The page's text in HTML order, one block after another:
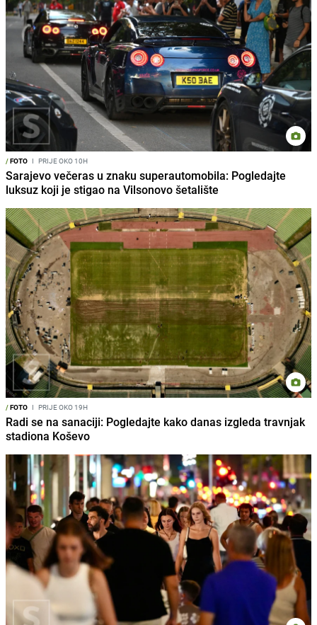
/FOTO I PRIJE OKO 10H
Sarajevo večeras u znaku superautomobila: Pogledajte
luksuz koji je stigao na Vilsonovo šetalište
/FOTO I PRIJE OKO 19H
Radi se na sanaciji: Pogledajte kako danas izgleda travnjak
stadiona Koševo